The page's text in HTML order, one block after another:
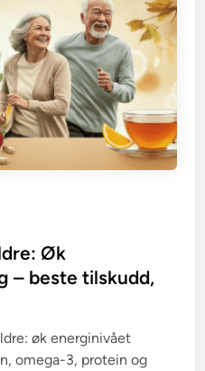
Øk
– beste tilskudd,
øk energinivået
omega-3, protein og